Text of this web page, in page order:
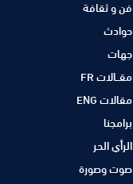
فن و ثقافة
حوادث
جهات
مقــالات FR
مقالات ENG
برامجنا
الرأي الحر
صوت وصورة